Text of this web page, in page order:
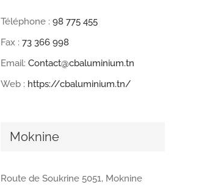
Téléphone : 98 775 455
Fax : 73 366 998
Email: Contact@cbaluminium.tn
Web : https://cbaluminium.tn/
Moknine
Route de Soukrine 5051, Moknine